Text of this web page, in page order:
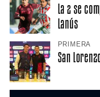
La 2 se
Lanús
PRIMERA
San